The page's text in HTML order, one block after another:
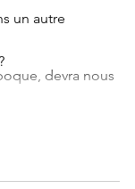
un autre
devra nous